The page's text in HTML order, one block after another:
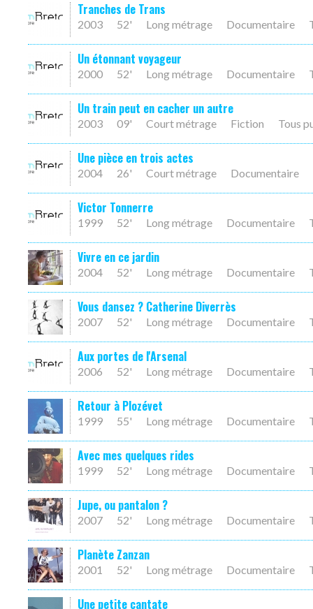
Tranches de Trans
2003 52' Long métrage Documentaire
Un étonnant voyageur
2000 52' Long métrage Documentaire
Un train peut en cacher un autre
2003 09' Court métrage Fiction Tous
Une pièce en trois actes
2004 26' Court métrage Documentaire
Victor Tonnerre
1999 52' Long métrage Documentaire
Vivre en ce jardin
2004 52' Long métrage Documentaire
Vous dansez ? Catherine Diverrès
2007 52' Long métrage Documentaire
Aux portes de l'Arsenal
2006 52' Long métrage Documentaire
Retour à Plozévet
1999 55' Long métrage Documentaire
Avec mes quelques rides
1999 52' Long métrage Documentaire
Jupe, ou pantalon ?
2007 52' Long métrage Documentaire
Planète Zanzan
2001 52' Long métrage Documentaire
Une petite cantate